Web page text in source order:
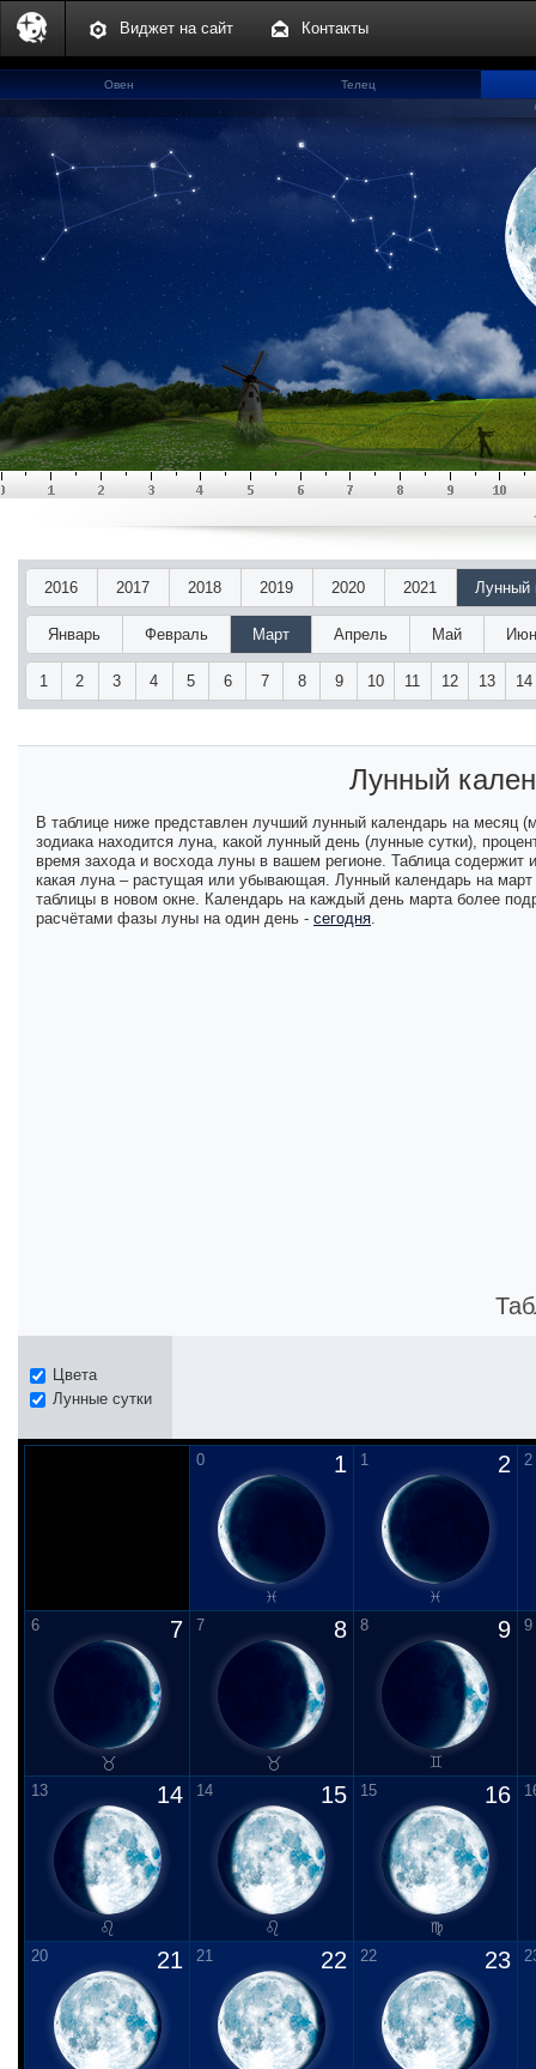
Виджет на сайт Контакты
Овен
Телец
2016 2017 2018 2019 2020 2021 Лунный
Январь Февраль Март Апрель Май
1 2 3 4 5 6 7 8 9 10 11 12 13 14
Лунный
В таблице ниже представлен лучший лунный календарь на месяц
зодиака находится луна, какой лунный день (лунные сутки),
время захода и восхода луны в вашем регионе. Таблица
какая луна – растущая или убывающая. Лунный календарь на
таблицы в новом окне. Календарь на каждый день марта более
расчётами фазы луны на один день - сегодня.
Цвета
Лунные сутки
1
0 2
1 2
7
6 8
7 9
8 9
14
13 15
14 16
15
21
20 22
21 23
22